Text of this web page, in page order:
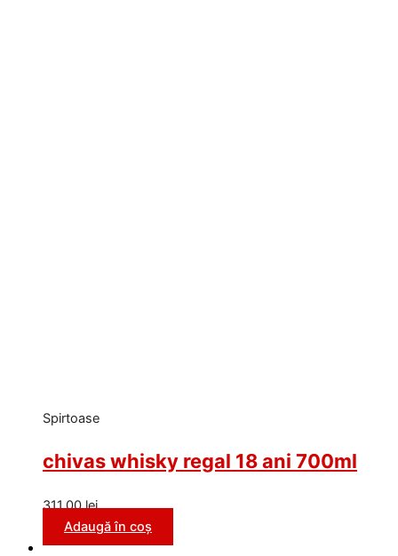
Spirtoase
chivas whisky regal 18 ani 700ml
311,00lei
Adaugă în coș